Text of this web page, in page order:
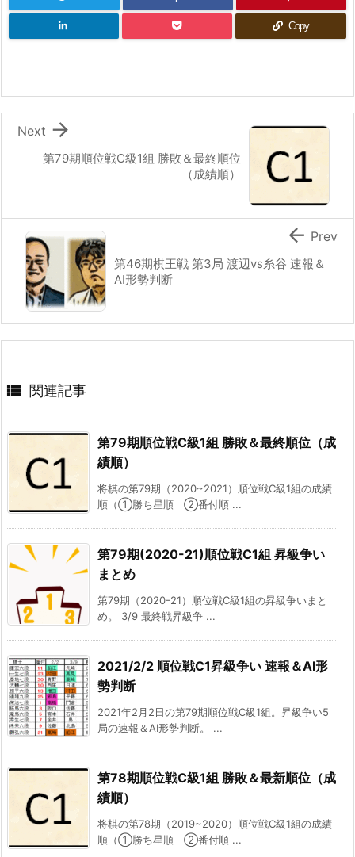
Copy
第79期順位戦C級1組 勝敗＆最終順位
（成績順）

Next
第46期棋王戦 第3局 渡辺vs糸谷 速報＆
AI形勢判断
 Prev
 関連記事
第79期順位戦C級1組 勝敗＆最終順位（成
績順）
将棋の第79期（2020~2021）順位戦C級1組の成績
順（①勝ち星順 ②番付順 ...
第79期(2020-21)順位戦C1組 昇級争い
まとめ
第79期（2020-21）順位戦C級1組の昇級争いまと
め。 3/9 最終戦昇級争 ...
2021/2/2 順位戦C1昇級争い 速報＆AI形
勢判断
2021年2月2日の第79期順位戦C級1組。昇級争い5
局の速報＆AI形勢判断。 ...
第78期順位戦C級1組 勝敗＆最新順位（成
績順）
将棋の第78期（2019~2020）順位戦C級1組の成績
順（①勝ち星順 ②番付順 ...